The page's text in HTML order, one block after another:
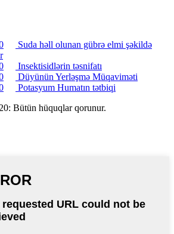
Suda həll olunan gübrə elmi şəkildə
Insektisidlərin təsnifatı
Düyünün Yerləşmə Müqaviməti
Potasyum Humatın tətbiqi
Bütün hüquqlar qorunur.